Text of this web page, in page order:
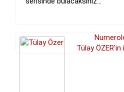
Tülay ÖZER'in